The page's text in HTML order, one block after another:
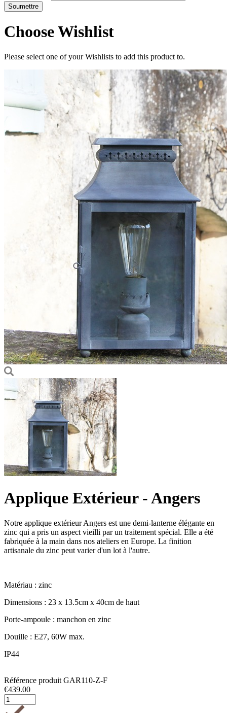
Choose Wishlist
Please select one of your Wishlists to add this product to.
Applique Extérieur - Angers
Notre applique extérieur Angers est une demi-lanterne élégante en
zinc qui a pris un aspect vieilli par un traitement spécial. Elle a été
fabriquée à la main dans nos ateliers en Europe. La finition
artisanale du zinc peut varier d'un lot à l'autre.
Matériau : zinc
Dimensions : 23 x 13.5cm x 40cm de haut
Porte-ampoule : manchon en zinc
Douille : E27, 60W max.
IP44
Référence produit GAR110-Z-F
€439.00